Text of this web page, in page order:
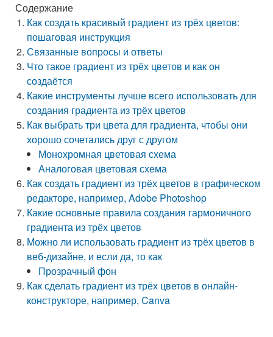
Содержание
Как создать красивый градиент из трёх цветов:
пошаговая инструкция
Связанные вопросы и ответы
Что такое градиент из трёх цветов и как он
создаётся
Какие инструменты лучше всего использовать для
создания градиента из трёх цветов
Как выбрать три цвета для градиента, чтобы они
хорошо сочетались друг с другом
Монохромная цветовая схема
Аналоговая цветовая схема
Как создать градиент из трёх цветов в графическом
редакторе, например, Adobe Photoshop
Какие основные правила создания гармоничного
градиента из трёх цветов
Можно ли использовать градиент из трёх цветов в
веб-дизайне, и если да, то как
Прозрачный фон
Как сделать градиент из трёх цветов в онлайн-
конструкторе, например, Canva